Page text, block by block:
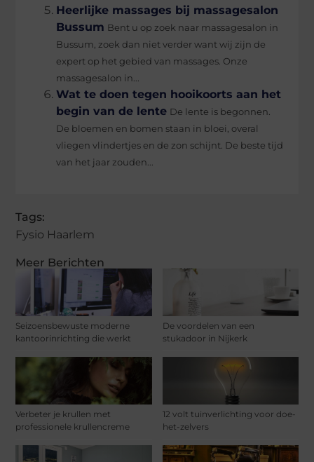
Meer Berichten
Seizoensbewuste moderne
kantoorinrichting die werkt
De voordelen van een
stukadoor in Nijkerk
Verbeter je krullen met
professionele krullencreme
12 volt tuinverlichting voor doe-
het-zelvers
Heerlijke massages bij massagesalon
Bussum Bent u op zoek naar massagesalon in
Bussum, zoek dan niet verder want wij zijn de
expert op het gebied van massages. Onze
massagesalon in...
Wat te doen tegen hooikoorts aan het
begin van de lente De lente is begonnen.
De bloemen en bomen staan in bloei, overal
vliegen vlindertjes en de zon schijnt. De beste tijd
van het jaar zouden...
Tags:
Fysio Haarlem